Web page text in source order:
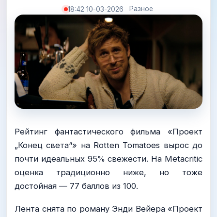
18:42 10-03-2026 Разное
Рейтинг фантастического фильма «Проект
„Конец света“» на Rotten Tomatoes вырос до
почти идеальных 95% свежести. На Metacritic
оценка традиционно ниже, но тоже
достойная — 77 баллов из 100.
Лента снята по роману Энди Вейера «Проект